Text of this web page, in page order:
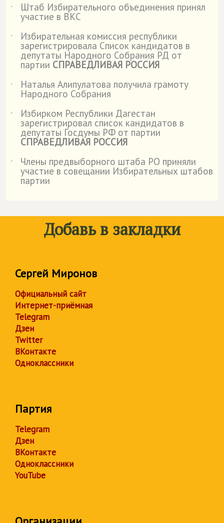
˙ Штаб Избирательного объединения принял
участие в ВКС
˙
Избирательная комиссия республики
зарегистрировала Список кандидатов в
депутаты Народного Собрания РД от
партии СПРАВЕДЛИВАЯ РОССИЯ
˙
Наталья Алипулатова получила грамоту
Народного Собрания
˙
Избирком Республики Дагестан
зарегистрировал список кандидатов в
депутаты Госдумы РФ от партии
СПРАВЕДЛИВАЯ РОССИЯ
˙
Члены предвыборного штаба РО приняли
участие в совещании Избирательных штабов
партии
Добавь в закладки
Сергей Миронов
Официальный сайт
Интернет-приёмная
Telegram
Дзен
Twitter
ВКонтакте
Одноклассники
Партия
Telegram
Дзен
ВКонтакте
Одноклассники
YouTube